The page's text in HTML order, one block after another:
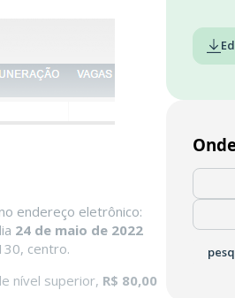
endereço eletrônico:
24 de maio de 2022
centro.
nível superior, R$ 80,00